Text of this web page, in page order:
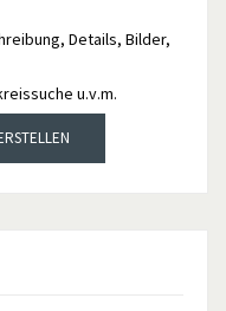
Details, Bilder,
u.v.m.